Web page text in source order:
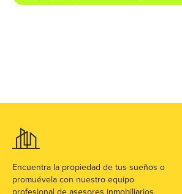
Encuentra la propiedad de tus sueños o
promuévela con nuestro equipo
profesional de asesores inmobiliarios.